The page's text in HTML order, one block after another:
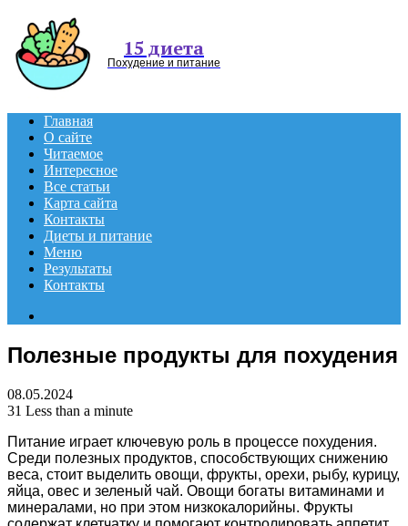
15 диета
Похудение и питание
Главная
О сайте
Читаемое
Интересное
Все статьи
Карта сайта
Контакты
Диеты и питание
Меню
Результаты
Контакты
Полезные продукты для похудения
08.05.2024
31 Less than a minute
Питание играет ключевую роль в процессе похудения.
Среди полезных продуктов, способствующих снижению
веса, стоит выделить овощи, фрукты, орехи, рыбу, курицу,
яйца, овес и зеленый чай. Овощи богаты витаминами и
минералами, но при этом низкокалорийны. Фрукты